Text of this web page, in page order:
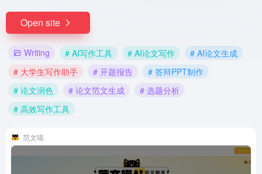
Open site
Writing # AI写作工具 # AI论文写作
# AI论文生成
# 大学生写作助手
# 开题报告
# 答辩PPT制作
# 论文润色
# 论文范文生成
# 选题分析
# 高效写作工具
范文喵